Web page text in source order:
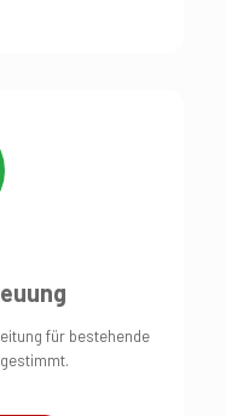
für bestehende